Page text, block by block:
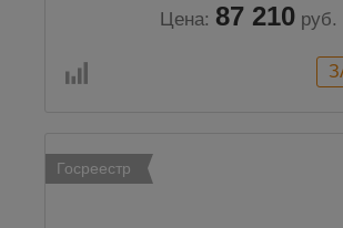
Цена: 87 210 руб.
Госреестр